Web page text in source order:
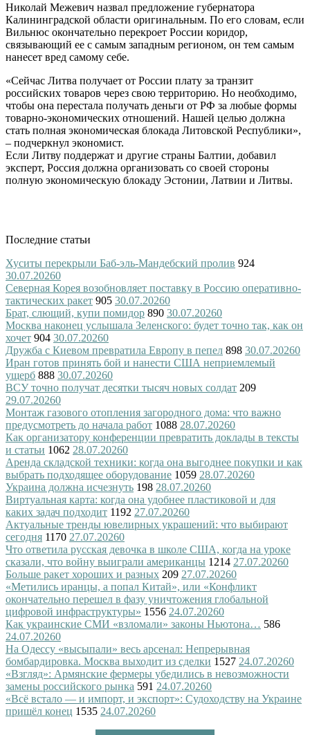
Николай Межевич назвал предложение губернатора
Калининградской области оригинальным. По его словам, если
Вильнюс окончательно перекроет России коридор,
связывающий ее с самым западным регионом, он тем самым
нанесет вред самому себе.
«Сейчас Литва получает от России плату за транзит
российских товаров через свою территорию. Но необходимо,
чтобы она перестала получать деньги от РФ за любые формы
товарно-экономических отношений. Нашей целью должна
стать полная экономическая блокада Литовской Республики»,
– подчеркнул экономист.
Если Литву поддержат и другие страны Балтии, добавил
эксперт, Россия должна организовать со своей стороны
полную экономическую блокаду Эстонии, Латвии и Литвы.
Последние статьи
Хуситы перекрыли Баб-эль-Мандебский пролив 924
30.07.20260
Северная Корея возобновляет поставку в Россию оперативно-
тактических ракет 905 30.07.20260
Брат, слющий, купи помидор 890 30.07.20260
Москва наконец услышала Зеленского: будет точно так, как он
хочет 904 30.07.20260
Дружба с Киевом превратила Европу в пепел 898 30.07.20260
Иран готов принять бой и нанести США неприемлемый
ущерб 888 30.07.20260
ВСУ точно получат десятки тысяч новых солдат 209
29.07.20260
Монтаж газового отопления загородного дома: что важно
предусмотреть до начала работ 1088 28.07.20260
Как организатору конференции превратить доклады в тексты
и статьи 1062 28.07.20260
Аренда складской техники: когда она выгоднее покупки и как
выбрать подходящее оборудование 1059 28.07.20260
Украина должна исчезнуть 198 28.07.20260
Виртуальная карта: когда она удобнее пластиковой и для
каких задач подходит 1192 27.07.20260
Актуальные тренды ювелирных украшений: что выбирают
сегодня 1170 27.07.20260
Что ответила русская девочка в школе США, когда на уроке
сказали, что войну выиграли американцы 1214 27.07.20260
Больше ракет хороших и разных 209 27.07.20260
«Метились иранцы, а попал Китай», или «Конфликт
окончательно перешел в фазу уничтожения глобальной
цифровой инфраструктуры» 1556 24.07.20260
Как украинские СМИ «взломали» законы Ньютона… 586
24.07.20260
На Одессу «высыпали» весь арсенал: Непрерывная
бомбардировка. Москва выходит из сделки 1527 24.07.20260
«Взгляд»: Армянские фермеры убедились в невозможности
замены российского рынка 591 24.07.20260
«Всё встало — и импорт, и экспорт»: Судоходству на Украине
пришёл конец 1535 24.07.20260